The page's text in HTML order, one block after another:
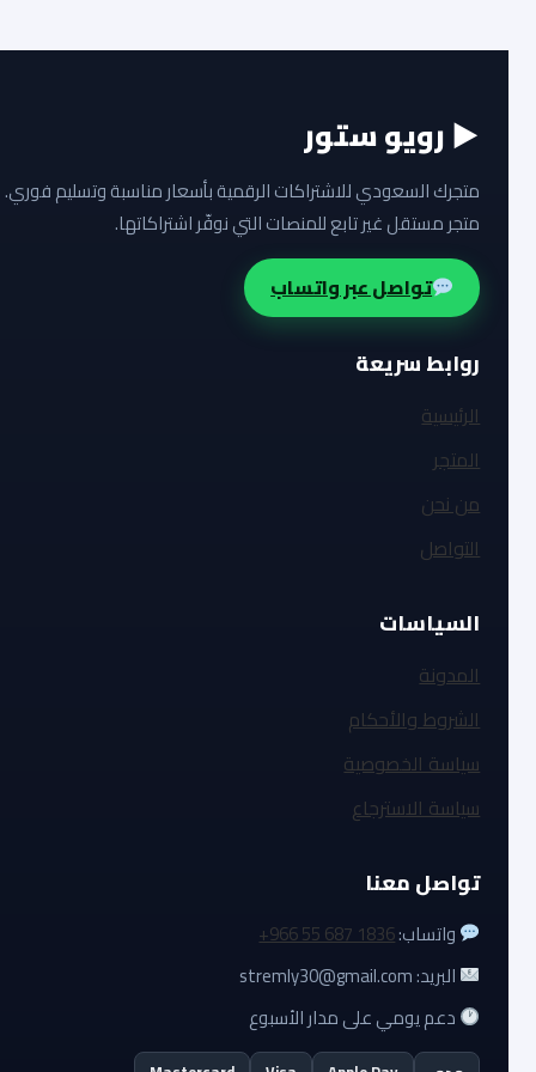
▶ رويو ستور
متجرك السعودي للاشتراكات الرقمية بأسعار مناسبة وتسليم فوري.
متجر مستقل غير تابع للمنصات التي نوفّر اشتراكاتها.
تواصل عبر واتساب
روابط سريعة
الرئيسية
المتجر
من نحن
التواصل
السياسات
المدونة
الشروط والأحكام
سياسة الخصوصية
سياسة الاسترجاع
تواصل معنا
واتساب:+966 55 687 1836
البريد: stremly30@gmail.com
دعم يومي على مدار الأسبوع